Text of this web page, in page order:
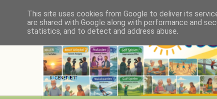
This site uses cookies from Google to deliver its
are shared with Google along with performance and
statistics, and to detect and address abuse.